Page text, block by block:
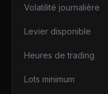
Volatilité journalière
Levier disponible
Heures de trading
Lots minimum